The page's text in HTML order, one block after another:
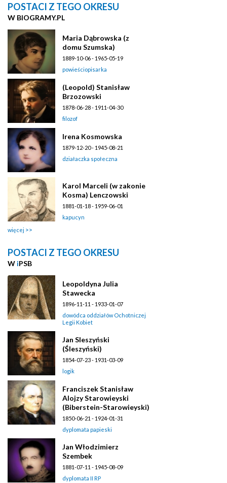
POSTACI Z TEGO OKRESU
W BIOGRAMY.PL
Maria Dąbrowska (z
domu Szumska)
1889-10-06 - 1965-05-19
powieściopisarka
(Leopold) Stanisław
Brzozowski
1878-06-28 - 1911-04-30
filozof
Irena Kosmowska
1879-12-20 - 1945-08-21
działaczka społeczna
Karol Marceli (w zakonie
Kosma) Lenczowski
1881-01-18 - 1959-06-01
kapucyn
więcej
POSTACI Z TEGO OKRESU
W iPSB
Leopoldyna Julia
Stawecka
1896-11-11 - 1933-01-07
dowódca oddziałów Ochotniczej
Legii Kobiet
Jan Sleszyński
(Śleszyński)
1854-07-23 - 1931-03-09
logik
Franciszek Stanisław
Alojzy Starowieyski
(Biberstein-Starowieyski)
1850-06-21 - 1924-01-31
dyplomata papieski
Jan Włodzimierz
Szembek
1881-07-11 - 1945-08-09
dyplomata II RP